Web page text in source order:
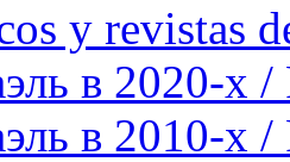
y revistas
в 2020-х /
в 2010-х /